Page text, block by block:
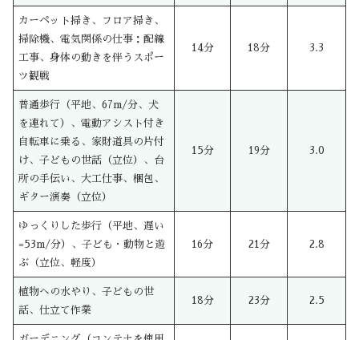
カーペット掃き、フロア掃き、
掃除機、電気関係の仕事：配線
工事、身体の動きを伴うスポー
ツ観戦
14分 18分 3.3
普通歩行（平地、67m/分、犬
を連れて）、電動アシスト付き
自転車に乗る、家財道具の片付
け、子どもの世話（立位）、台
所の手伝い、大工仕事、梱包、
ギター演奏（立位）
15分 19分 3.0
ゆっくりした歩行（平地、遅い
=53m/分）、子ども・動物と遊
ぶ（立位、軽度）
16分 21分 2.8
植物への水やり、子どもの世
話、仕立て作業
18分 23分 2.5